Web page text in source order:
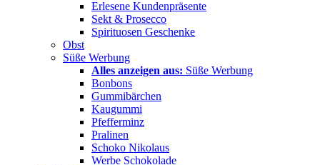
Erlesene Kundenpräsente
Sekt & Prosecco
Spirituosen Geschenke
Obst
Süße Werbung
Alles anzeigen aus: Süße Werbung
Bonbons
Gummibärchen
Kaugummi
Pfefferminz
Pralinen
Schoko Nikolaus
Werbe Schokolade